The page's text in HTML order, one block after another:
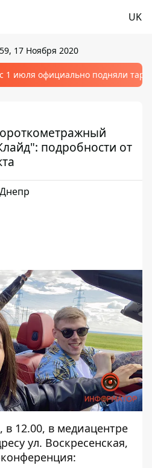
UK
17 Ноября 2020
1 июля официально подняли
подробности от
в 12.00, в медиацентре
ул. Воскресенская,